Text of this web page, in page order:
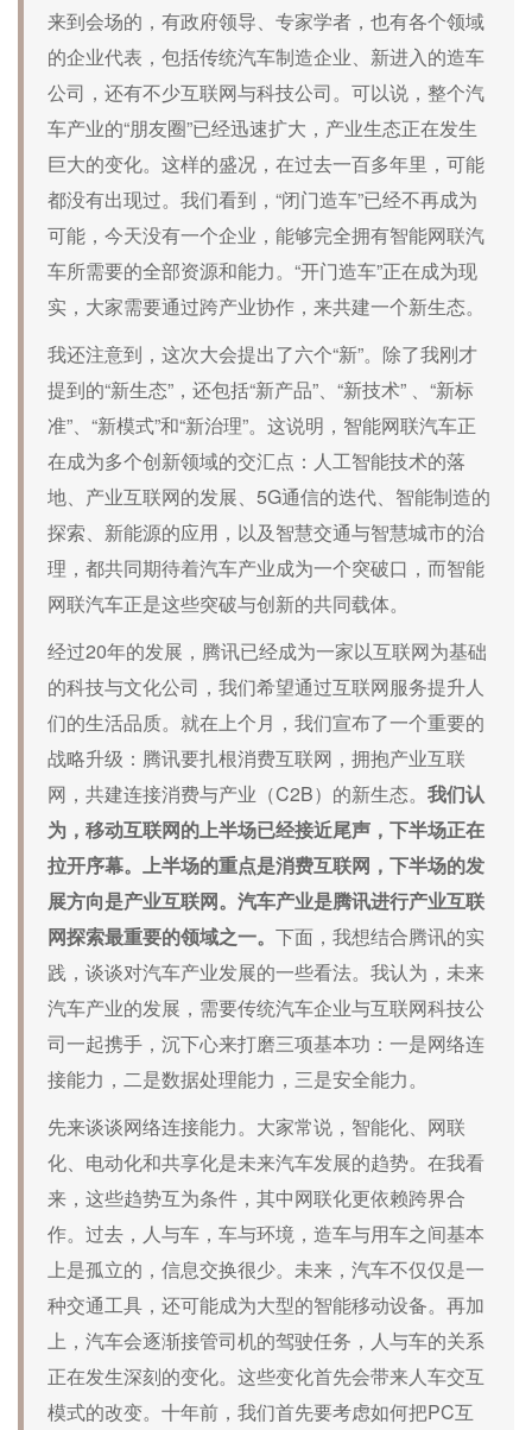
来到会场的，有政府领导、专家学者，也有各个领域
的企业代表，包括传统汽车制造企业、新进入的造车
公司，还有不少互联网与科技公司。可以说，整个汽
车产业的“朋友圈”已经迅速扩大，产业生态正在发生
巨大的变化。这样的盛况，在过去一百多年里，可能
都没有出现过。我们看到，“闭门造车”已经不再成为
可能，今天没有一个企业，能够完全拥有智能网联汽
车所需要的全部资源和能力。“开门造车”正在成为现
实，大家需要通过跨产业协作，来共建一个新生态。
我还注意到，这次大会提出了六个“新”。除了我刚才
提到的“新生态”，还包括“新产品”、“新技术” 、“新标
准”、“新模式”和“新治理”。这说明，智能网联汽车正
在成为多个创新领域的交汇点：人工智能技术的落
地、产业互联网的发展、5G通信的迭代、智能制造的
探索、新能源的应用，以及智慧交通与智慧城市的治
理，都共同期待着汽车产业成为一个突破口，而智能
网联汽车正是这些突破与创新的共同载体。
经过20年的发展，腾讯已经成为一家以互联网为基础
的科技与文化公司，我们希望通过互联网服务提升人
们的生活品质。就在上个月，我们宣布了一个重要的
战略升级：腾讯要扎根消费互联网，拥抱产业互联
网，共建连接消费与产业（C2B）的新生态。 我们认
为，移动互联网的上半场已经接近尾声，下半场正在
拉开序幕。上半场的重点是消费互联网，下半场的发
展方向是产业互联网。汽车产业是腾讯进行产业互联
网探索最重要的领域之一。 下面，我想结合腾讯的实
践，谈谈对汽车产业发展的一些看法。我认为，未来
汽车产业的发展，需要传统汽车企业与互联网科技公
司一起携手，沉下心来打磨三项基本功：一是网络连
接能力，二是数据处理能力，三是安全能力。
先来谈谈网络连接能力。大家常说，智能化、网联
化、电动化和共享化是未来汽车发展的趋势。在我看
来，这些趋势互为条件，其中网联化更依赖跨界合
作。过去，人与车，车与环境，造车与用车之间基本
上是孤立的，信息交换很少。未来，汽车不仅仅是一
种交通工具，还可能成为大型的智能移动设备。再加
上，汽车会逐渐接管司机的驾驶任务，人与车的关系
正在发生深刻的变化。这些变化首先会带来人车交互
模式的改变。十年前，我们首先要考虑如何把PC互